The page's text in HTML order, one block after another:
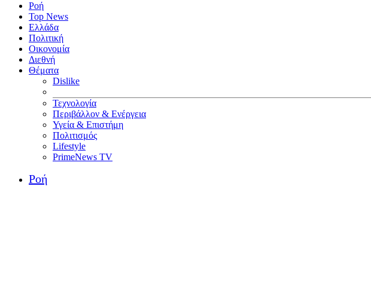
Ροή
Top News
Ελλάδα
Πολιτική
Οικονομία
Διεθνή
Θέματα
Dislike
Τεχνολογία
Περιβάλλον & Ενέργεια
Υγεία & Επιστήμη
Πολιτισμός
Lifestyle
PrimeNews TV
Ροή